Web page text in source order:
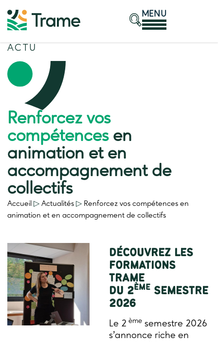
MENU
ACTU
Renforcez vos
compétencesen
animation et en
accompagnement de
collectifs
Accueil ▷ Actualités ▷ Renforcez vos compétences en
animation et en accompagnement de collectifs
DÉCOUVREZ LES
FORMATIONS
TRAME
DU 2ÈME SEMESTRE
2026
Le 2 ème semestre 2026
s’annonce riche en